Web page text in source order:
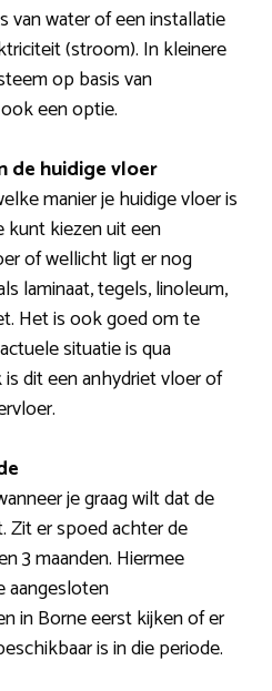
van water of een installatie
(stroom). In kleinere
op basis van
een optie.
de huidige vloer
manier je huidige vloer is
kunt kiezen uit een
of wellicht ligt er nog
laminaat, tegels, linoleum,
Het is ook goed om te
situatie is qua
dit een anhydriet vloer of
je graag wilt dat de
Zit er spoed achter de
3 maanden. Hiermee
aangesloten
in Borne eerst kijken of er
is in die periode.